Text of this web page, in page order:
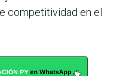
competitividad en el